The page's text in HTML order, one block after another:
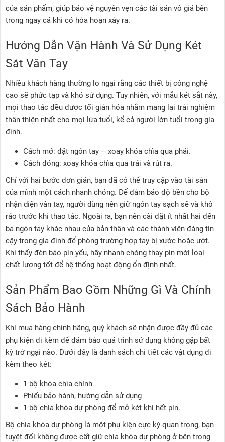
của sản phẩm, giúp bảo vệ nguyên vẹn các tài sản vô giá bên
trong ngay cả khi có hỏa hoạn xảy ra.
Hướng Dẫn Vận Hành Và Sử Dụng Két
Sắt Vân Tay
Nhiều khách hàng thường lo ngại rằng các thiết bị công nghệ
cao sẽ phức tạp và khó sử dụng. Tuy nhiên, với mẫu két sắt này,
mọi thao tác đều được tối giản hóa nhằm mang lại trải nghiệm
thân thiện nhất cho mọi lứa tuổi, kể cả người lớn tuổi trong gia
đình.
Cách mở: đặt ngón tay – xoay khóa chìa qua phải.
Cách đóng: xoay khóa chìa qua trái và rút ra.
Chỉ với hai bước đơn giản, bạn đã có thể truy cập vào tài sản
của mình một cách nhanh chóng. Để đảm bảo độ bền cho bộ
nhận diện vân tay, người dùng nên giữ ngón tay sạch sẽ và khô
ráo trước khi thao tác. Ngoài ra, bạn nên cài đặt ít nhất hai đến
ba ngón tay khác nhau của bản thân và các thành viên đáng tin
cậy trong gia đình để phòng trường hợp tay bị xước hoặc ướt.
Khi thấy đèn báo pin yếu, hãy nhanh chóng thay pin mới loại
chất lượng tốt để hệ thống hoạt động ổn định nhất.
Sản Phẩm Bao Gồm Những Gì Và Chính
Sách Bảo Hành
Khi mua hàng chính hãng, quý khách sẽ nhận được đầy đủ các
phụ kiện đi kèm để đảm bảo quá trình sử dụng không gặp bất
kỳ trở ngại nào. Dưới đây là danh sách chi tiết các vật dụng đi
kèm theo két:
1 bộ khóa chìa chính
Phiếu bảo hành, hướng dẫn sử dụng
1 bộ chìa khóa dự phòng để mở két khi hết pin.
Bộ chìa khóa dự phòng là một phụ kiện cực kỳ quan trọng, bạn
tuyệt đối không được cất giữ chìa khóa dự phòng ở bên trong